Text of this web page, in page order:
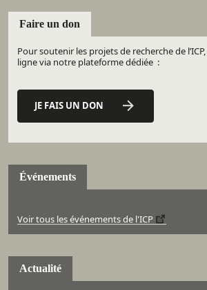
Faire un don
Pour soutenir les projets de recherche de
ligne via notre plateforme dédiée :
JE FAIS UN DON
Événements
Voir tous les événements de l'ICP
Actualité